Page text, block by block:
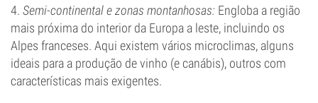
4. Semi-continental e zonas montanhosas: Engloba a região
mais próxima do interior da Europa a leste, incluindo os
Alpes franceses. Aqui existem vários microclimas, alguns
ideais para a produção de vinho (e canábis), outros com
características mais exigentes.